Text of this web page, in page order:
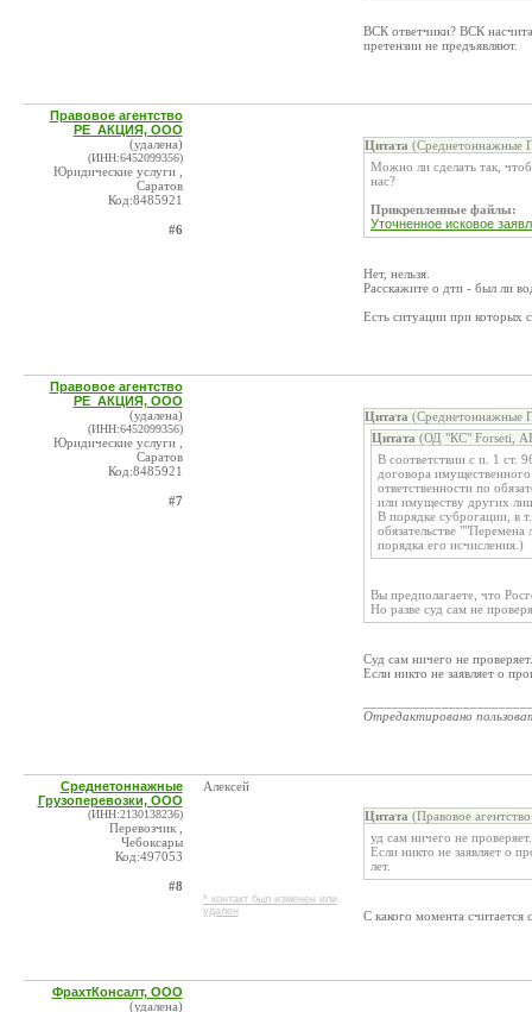
ВСК ответчики? ВСК
претензии не предъявляют.
Правовое агентство
РЕ_АКЦИЯ, ООО
(удалена)
(ИНН:6452099356)
Юридические услуги ,
Саратов
Код:8485921
#6
Цитата (Среднетоннажные
Можно ли сделать так,
нас?
Прикрепленные файлы:
Уточненное исковое
Нет, нельзя.
Расскажите о дтп - был ли
Есть ситуации при которых
Правовое агентство
РЕ_АКЦИЯ, ООО
(удалена)
(ИНН:6452099356)
Юридические услуги ,
Саратов
Код:8485921
#7
Цитата (Среднетоннажные
Цитата (ОД "КС" Forseti,
В соответствии с п. 1 ст.
договора
ответственности по
или имуществу других
В порядке суброгации, в
обязательстве ""Перемена
порядка его исчисления.)
Вы предполагаете, что
Но разве суд сам не
Суд сам ничего не проверяет.
Если никто не заявляет о
Отредактировано
Среднетоннажные
Грузоперевозки, ООО
(ИНН:2130138236)
Перевозчик ,
Чебоксары
Код:497053
#8
Алексей
* контакт был изменен или
удален
Цитата (Правовое
уд сам ничего не проверяет.
Если никто не заявляет о
лет.
С какого момента
ФрахтКонсалт, ООО
(удалена)